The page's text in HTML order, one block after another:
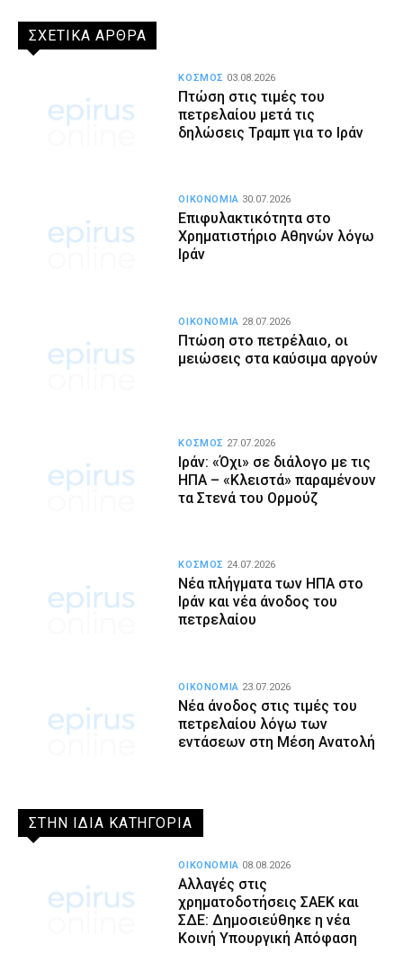
ΣΧΕΤΙΚΑ ΑΡΘΡΑ
Πτώση στις τιμές του
πετρελαίου μετά τις
δηλώσεις Τραμπ για το Ιράν
ΚΟΣΜΟΣ 03.08.2026
Επιφυλακτικότητα στο
Χρηματιστήριο Αθηνών λόγω
Ιράν
ΟΙΚΟΝΟΜΙΑ 30.07.2026
Πτώση στο πετρέλαιο, οι
μειώσεις στα καύσιμα αργούν
ΟΙΚΟΝΟΜΙΑ 28.07.2026
Ιράν: «Όχι» σε διάλογο με τις
ΗΠΑ – «Κλειστά» παραμένουν
τα Στενά του Ορμούζ
ΚΟΣΜΟΣ 27.07.2026
Νέα πλήγματα των ΗΠΑ στο
Ιράν και νέα άνοδος του
πετρελαίου
ΚΟΣΜΟΣ 24.07.2026
Νέα άνοδος στις τιμές του
πετρελαίου λόγω των
εντάσεων στη Μέση Ανατολή
ΟΙΚΟΝΟΜΙΑ 23.07.2026
ΣΤΗΝ ΙΔΙΑ ΚΑΤΗΓΟΡΙΑ
Αλλαγές στις
χρηματοδοτήσεις ΣΑΕΚ και
ΣΔΕ: Δημοσιεύθηκε η νέα
Κοινή Υπουργική Απόφαση
ΟΙΚΟΝΟΜΙΑ 08.08.2026